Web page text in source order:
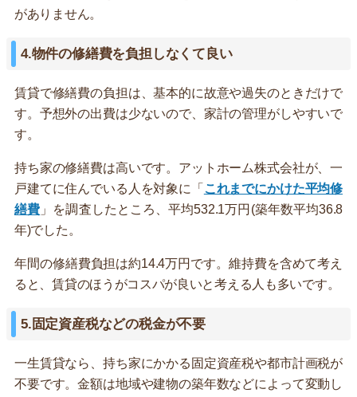
がありません。
4.物件の修繕費を負担しなくて良い
賃貸で修繕費の負担は、基本的に故意や過失のときだけで
す。予想外の出費は少ないので、家計の管理がしやすいで
す。
持ち家の修繕費は高いです。アットホーム株式会社が、一
戸建てに住んでいる人を対象に「 これまでにかけた平均修
繕費 」を調査したところ、平均532.1万円(築年数平均36.8
年)でした。
年間の修繕費負担は約14.4万円です。維持費を含めて考え
ると、賃貸のほうがコスパが良いと考える人も多いです。
5.固定資産税などの税金が不要
一生賃貸なら、持ち家にかかる固定資産税や都市計画税が
不要です。金額は地域や建物の築年数などによって変動し